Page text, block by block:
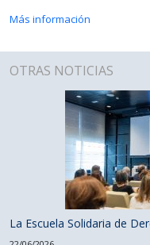
Más información
OTRAS NOTICIAS
La Escuela Solidaria de